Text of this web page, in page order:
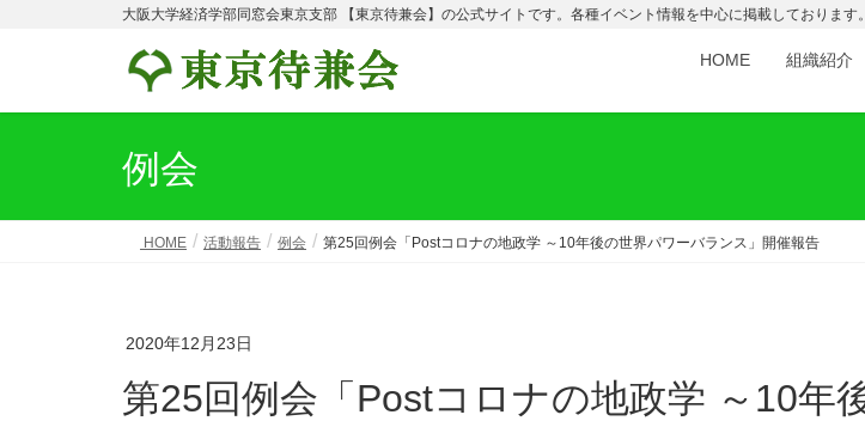
大阪大学経済学部同窓会東京支部 【東京待兼会】の公式サイトです。各種イベント情報を中心に掲載しております。
HOME 組織紹介
例会
HOME 活動報告 例会 第25回例会「Postコロナの地政学 ～10年後の世界パワーバランス」開催報告
2020年12月23日
第25回例会「Postコロナの地政学 ～10年後の世界